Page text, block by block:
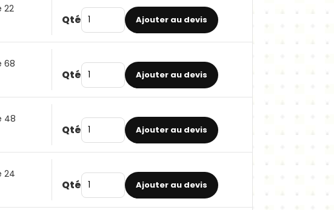
22
Qté Ajouter au devis
68
Qté Ajouter au devis
48
Qté Ajouter au devis
24
Qté Ajouter au devis